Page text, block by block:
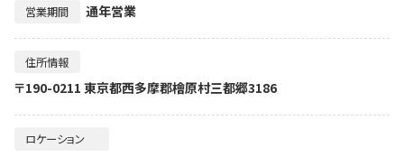
営業期間 通年営業
住所情報
〒190-0211 東京都西多摩郡檜原村三都郷3186
ロケーション